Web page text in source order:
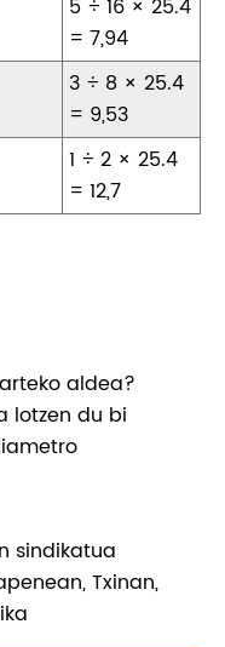
5 ÷ 16 × 25.4
= 7,94
3 ÷ 8 × 25.4
= 9,53
1 ÷ 2 × 25.4
= 12,7
aldea?
lotzen du bi
sindikatua
Txinan,